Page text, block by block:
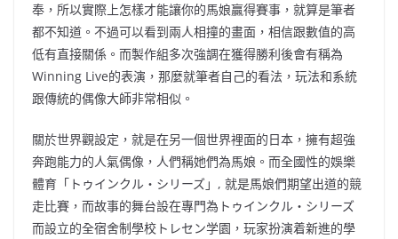
奉 ， 所以實際上怎樣才能讓你的馬娘贏得賽事 ， 就算是筆者
都不知道 。 不過可以看到兩人相撞的畫面 ， 相信跟數值的高
低有直接關係 。 而製作組多次強調在獲得勝利後會有稱為
Winning Live的表演 ， 那麼就筆者自己的看法 ， 玩法和系統
跟傳統的偶像大師非常相似 。
關於世界觀設定 ， 就是在另一個世界裡面的日本 ， 擁有超強
奔跑能力的人氣偶像 ， 人們稱她們為馬娘 。 而全國性的娛樂
體育「トゥインクル・シリーズ」, 就是馬娘們期望出道的競
走比賽 ， 而故事的舞台設在專門為トゥインクル・シリーズ
而設立的全宿舍制學校トレセン学園 ， 玩家扮演着新進的學